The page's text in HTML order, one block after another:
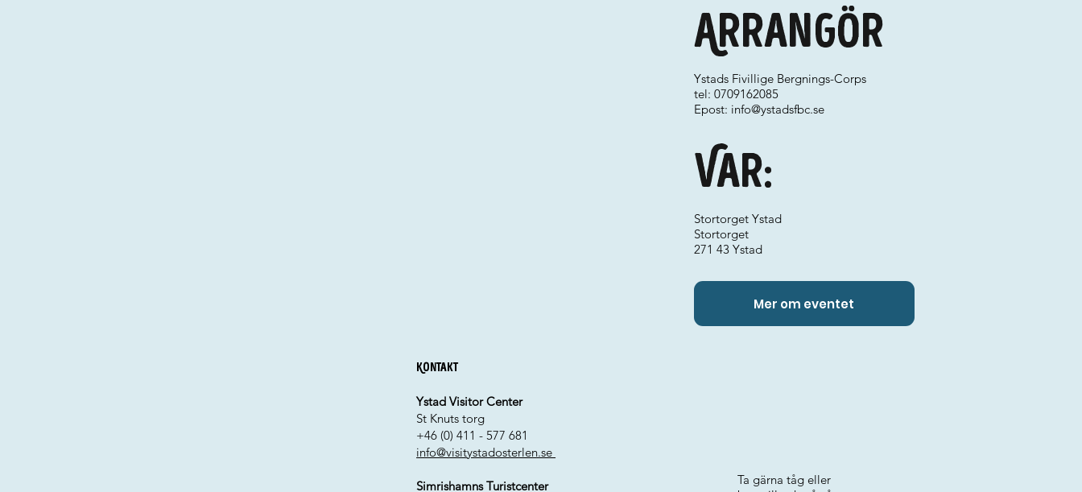
Var:
Arrangör
Ystads Fivillige Bergnings-Corps
tel: 0709162085
Epost: info@ystadsfbc.se
Stortorget Ystad
Stortorget
271 43 Ystad
Mer om eventet
Kontakt
Ystad Visitor Center
St Knuts torg
+46 (0) 411 - 577 681
info@visitystadosterlen.se
Simrishamns Turistcenter
Ta gärna tåg eller